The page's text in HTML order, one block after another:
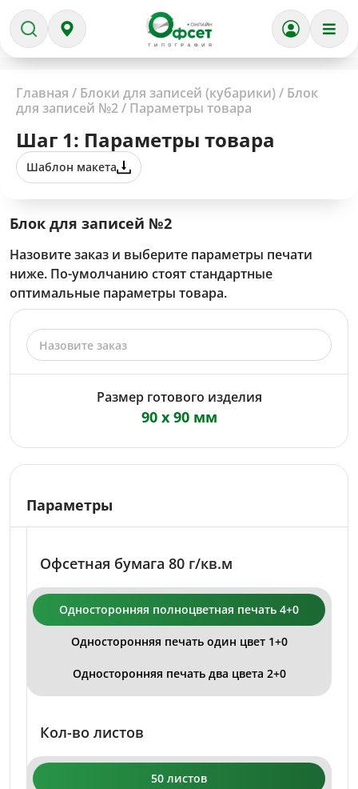
Главная / Блоки для записей (кубарики)/ Блок
для записей №2/ Параметры товара
Шаг 1: Параметры товара
Шаблон макета
Блок для записей №2
Назовите заказ и выберите параметры печати
ниже. По-умолчанию стоят стандартные
оптимальные параметры товара.
Размер готового изделия
90 x 90 мм
Параметры
Офсетная бумага 80 г/кв.м
Односторонняя полноцветная печать 4+0
Односторонняя печать один цвет 1+0
Односторонняя печать два цвета 2+0
Кол-во листов
50 листов